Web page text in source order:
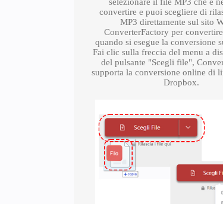
convertire e puoi scegliere di
MP3 direttamente sul sito
ConverterFactory per
quando si esegue la conversione
Fai clic sulla freccia del menu a
del pulsante "Scegli file",
supporta la conversione online di
Dropbox.